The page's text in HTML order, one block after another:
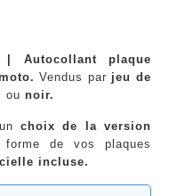
Autocollant plaque
Vendus par jeu de
ou noir.
choix de la version
de vos plaques
incluse.